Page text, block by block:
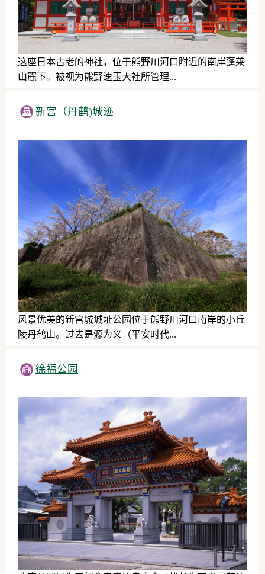
这座日本古老的神社，位于熊野川河口附近的南岸蓬莱
山麓下。被视为熊野速玉大社所管理...
新宫（丹鹤)城迹
风景优美的新宫城城址公园位于熊野川河口南岸的小丘
陵丹鹤山。过去是源为义（平安时代...
徐福公园